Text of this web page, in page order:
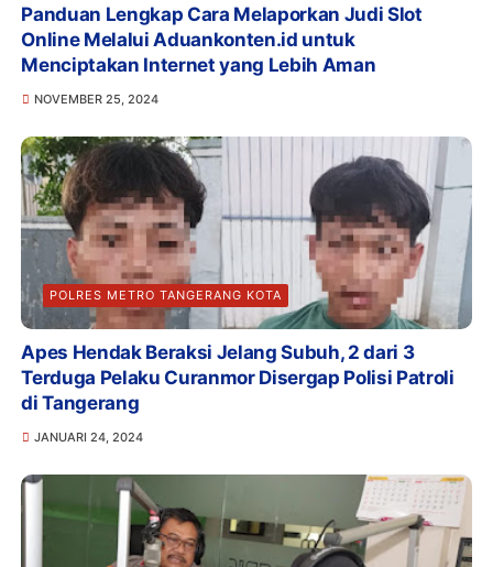
Panduan Lengkap Cara Melaporkan Judi Slot
Online Melalui Aduankonten.id untuk
Menciptakan Internet yang Lebih Aman
NOVEMBER 25, 2024
POLRES METRO TANGERANG KOTA
Apes Hendak Beraksi Jelang Subuh, 2 dari 3
Terduga Pelaku Curanmor Disergap Polisi Patroli
di Tangerang
JANUARI 24, 2024